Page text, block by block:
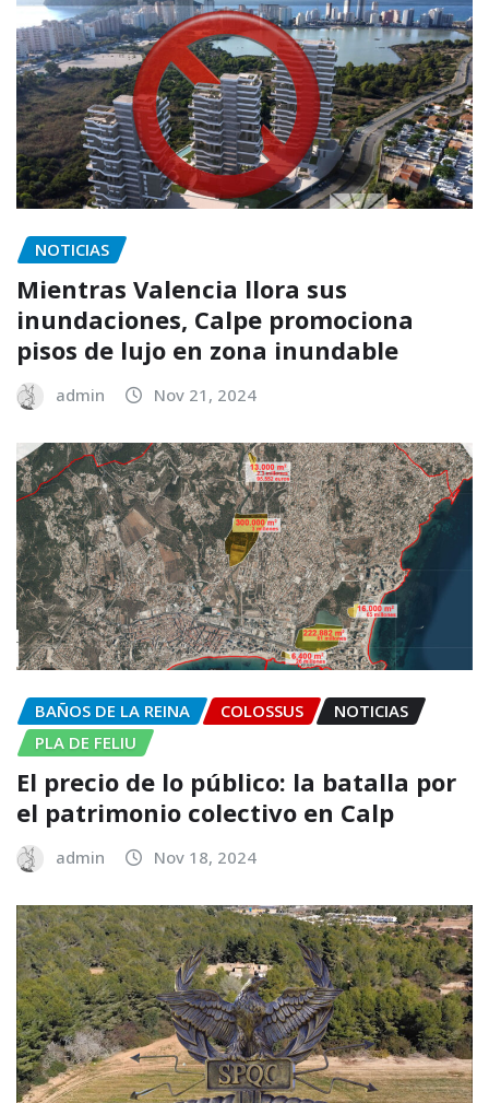
NOTICIAS
Mientras Valencia llora sus
inundaciones, Calpe promociona
pisos de lujo en zona inundable
admin Nov 21, 2024
BAÑOS DE LA REINA COLOSSUS
NOTICIAS
PLA DE FELIU
El precio de lo público: la batalla por
el patrimonio colectivo en Calp
admin Nov 18, 2024